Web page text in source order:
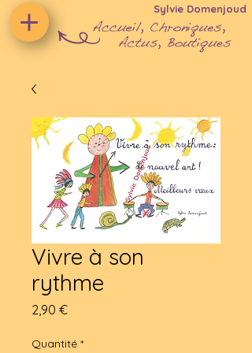
Sylvie Domenjoud
Vivre à son
rythme
2,90 €Prix
Quantité *